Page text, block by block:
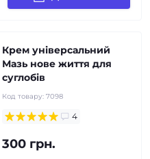
Крем універсальний
Мазь нове життя для
суглобів
Код товару: 7098
4
300 грн.